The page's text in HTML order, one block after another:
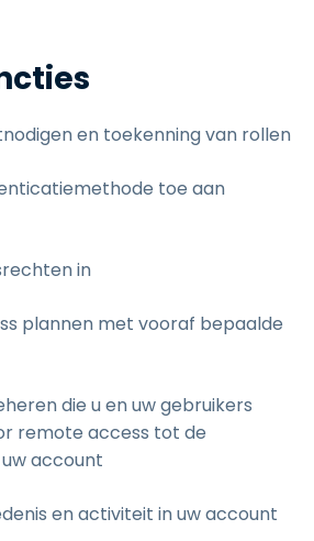
en toekenning van rollen
toe aan
in
plannen met vooraf bepaalde
die u en uw gebruikers
remote access tot de
account
en activiteit in uw account